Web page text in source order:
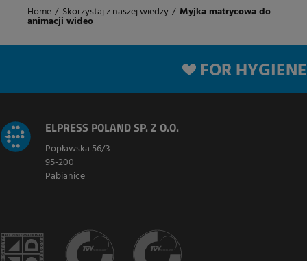
Home / Skorzystaj z naszej wiedzy / Myjka matrycowa do
animacji wideo
FOR HYGIENE
ELPRESS POLAND SP. Z O.O.
Popławska 56/3
95-200
Pabianice